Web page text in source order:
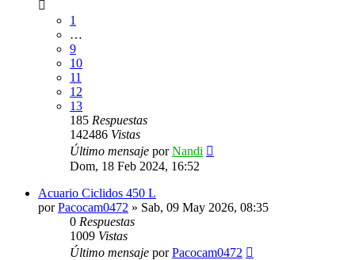
1
…
9
10
11
12
13
185 Respuestas
142486 Vistas
Último mensaje porNandi
Dom, 18 Feb 2024, 16:52
Acuario Ciclidos 450 L
porPacocam0472 » Sab, 09 May 2026, 08:35
0 Respuestas
1009 Vistas
Último mensaje porPacocam0472